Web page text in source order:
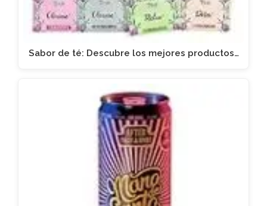
Sabor de té: Descubre los mejores productos…